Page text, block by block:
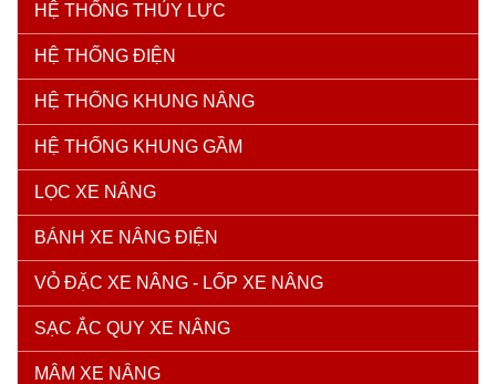
HỆ THỐNG THỦY LỰC
HỆ THỐNG ĐIỆN
HỆ THỐNG KHUNG NÂNG
HỆ THỐNG KHUNG GẦM
LỌC XE NÂNG
BÁNH XE NÂNG ĐIỆN
VỎ ĐẶC XE NÂNG - LỐP XE NÂNG
SẠC ẮC QUY XE NÂNG
MÂM XE NÂNG